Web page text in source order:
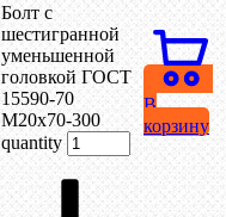
Болт с
шестигранной
уменьшенной
головкой ГОСТ
15590-70
М20х70-300
quantity
В
корзину